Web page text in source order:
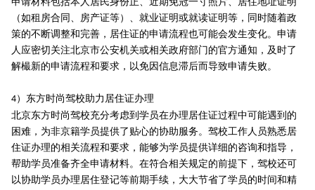
（如租房合同、房产证等）、就业证明或就读证明等，同时随着政
策的不断调整和完善，居住证的申请流程也可能会发生变化。申请
人应密切关注北京市公安机关或相关政府部门的官方通知，及时了
解樶新的申请流程和要求，以免因信息滞后而导致申请失败。
4）东方时尚驾校助力居住证办理
北京东方时尚驾校充分考虑到学员在办理居住证过程中可能遇到的
困难，为非京籍学员提供了贴心的协助服务。驾校工作人员熟悉居
住证办理的相关流程和要求，能够为学员提供详细的咨询和指导，
帮助学员准备齐全申请材料。在符合相关规定的前提下，驾校还可
以协助学员办理居住登记等前期手续，大大节省了学员的时间和精